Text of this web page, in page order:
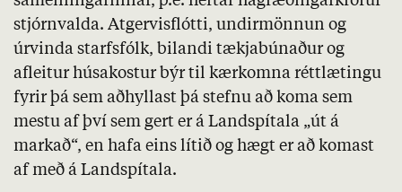
stjórnvalda. Atgervisflótti, undirmönnun og
úrvinda starfsfólk, bilandi tækjabúnaður og
afleitur húsakostur býr til kærkomna réttlætingu
fyrir þá sem aðhyllast þá stefnu að koma sem
mestu af því sem gert er á Landspítala „út á
markað“, en hafa eins lítið og hægt er að komast
af með á Landspítala.